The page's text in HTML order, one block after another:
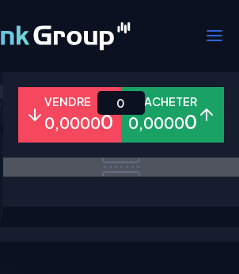
Tous Forex Métaux Actions
VENDRE
0,00000
ACHETER
0,00000
0